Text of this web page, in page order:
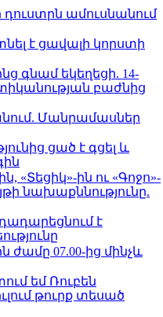
ամուսնանում
է ցավալի կորստի
գնամ եկեղեցի. 14-
բաժնից
Մանրամասներ
ցած է գցել և
«Տեցիկ»-ին ու «Գոջո»-
նախաքննությունը.
է
ժամը 07.00-ից մինչև
եմ Ռուբեն
թուրք տեսած